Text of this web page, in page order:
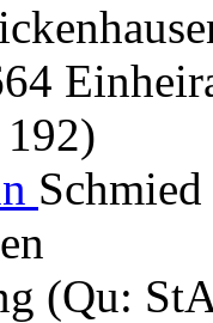
(Qu: